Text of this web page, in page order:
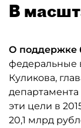
В
О поддержке
федеральные
Куликова,
эти цели в
20,1 млрд